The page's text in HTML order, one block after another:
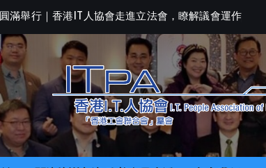
圓滿舉行｜ 香港 人協會走進立法會 ， 瞭解議會運作